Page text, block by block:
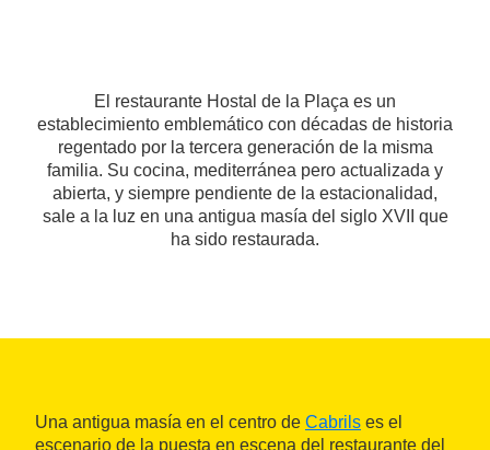
El restaurante Hostal de la Plaça es un
establecimiento emblemático con décadas de historia
regentado por la tercera generación de la misma
familia. Su cocina, mediterránea pero actualizada y
abierta, y siempre pendiente de la estacionalidad,
sale a la luz en una antigua masía del siglo XVII que
ha sido restaurada.
Una antigua masía en el centro de Cabrils es el
escenario de la puesta en escena del restaurante del